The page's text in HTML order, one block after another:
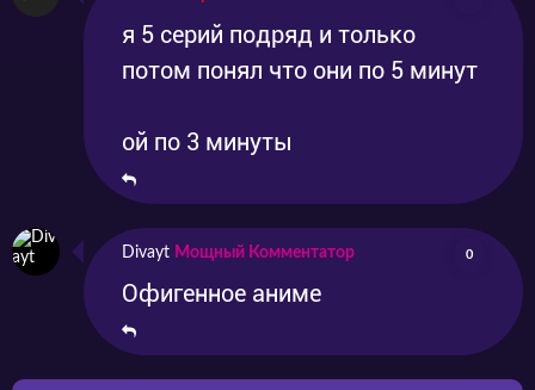
я 5 серий подряд и только
потом понял что они по 5 минут
ой по 3 минуты
Divayt Мощный Комментатор 0
Офигенное аниме